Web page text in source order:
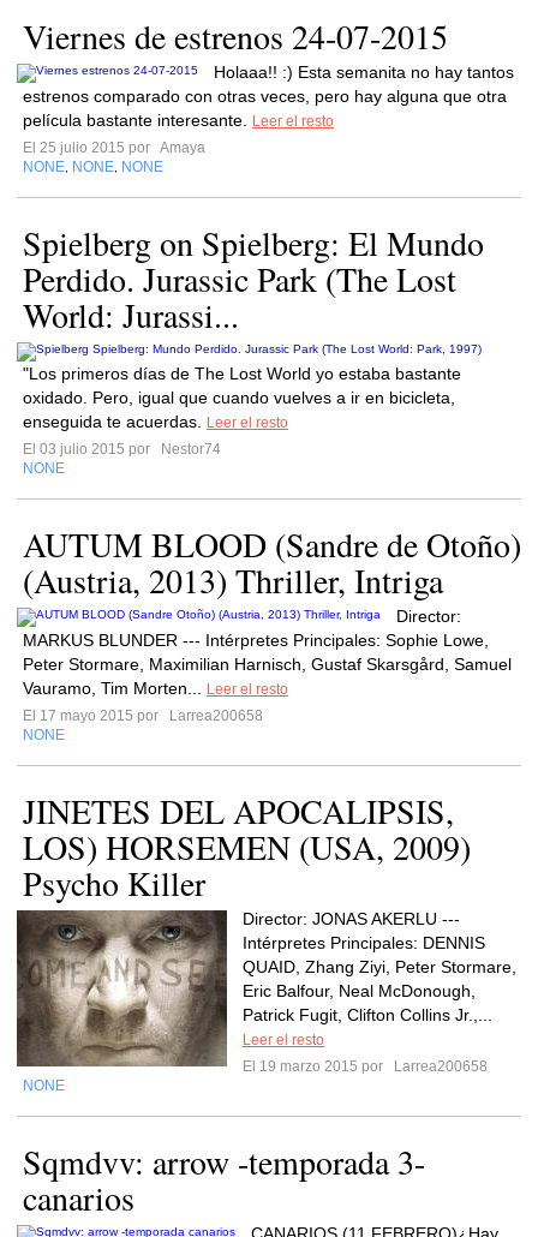
Viernes de estrenos 24-07-2015
Holaaa!! :) Esta semanita no hay tantos
estrenos comparado con otras veces, pero hay alguna que otra
película bastante interesante.
Leer el resto
El 25 julio 2015 por Amaya
NONE NONE NONE
Spielberg on Spielberg: El Mundo
Perdido. Jurassic Park (The Lost
World: Jurassi...
"Los primeros días de The Lost World yo estaba bastante
oxidado. Pero, igual que cuando vuelves a ir en bicicleta,
enseguida te acuerdas.
Leer el resto
El 03 julio 2015 por
Nestor74
NONE
AUTUM BLOOD (Sandre de Otoño)
(Austria, 2013) Thriller, Intriga
Director:
MARKUS BLUNDER --- Intérpretes Principales: Sophie Lowe,
Peter Stormare, Maximilian Harnisch, Gustaf Skarsgård, Samuel
Vauramo, Tim Morten...
Leer el resto
El 17 mayo 2015 por
Larrea200658
NONE
JINETES DEL APOCALIPSIS,
LOS) HORSEMEN (USA, 2009)
Psycho Killer
Director: JONAS AKERLU ---
Intérpretes Principales: DENNIS
QUAID, Zhang Ziyi, Peter Stormare,
Eric Balfour, Neal McDonough,
Patrick Fugit, Clifton Collins Jr.,...
Leer el resto
El 19 marzo 2015 por
Larrea200658
NONE
Sqmdvv: arrow -temporada 3-
canarios